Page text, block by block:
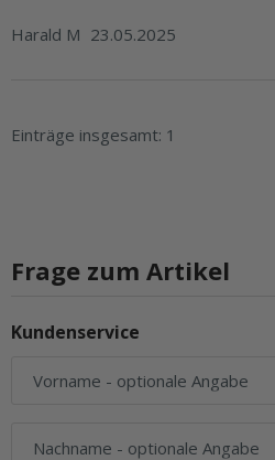
Harald M 23.05.2025
Einträge insgesamt: 1
Frage zum Artikel
Kundenservice
Vorname - optionale Angabe
Nachname - optionale Angabe